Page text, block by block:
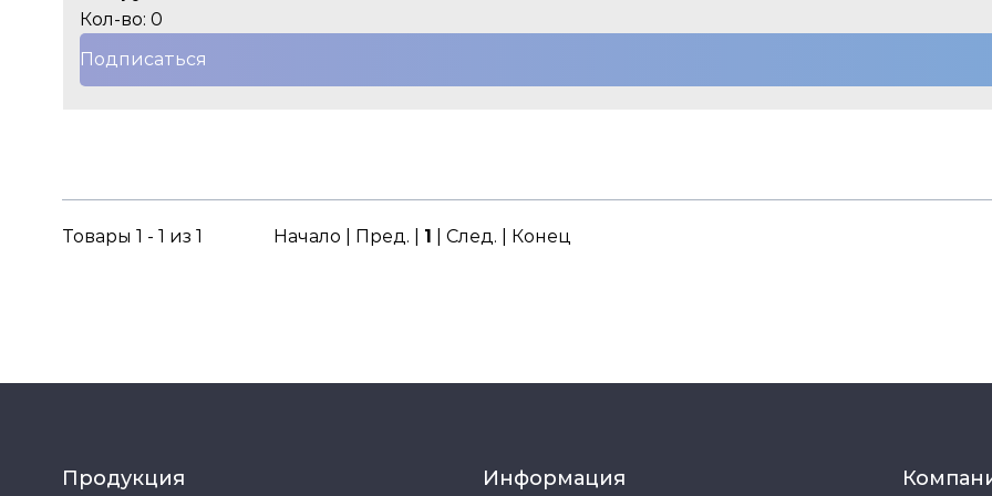
Кол-во: 0
Подписаться
Товары 1 - 1 из 1 Начало | Пред. | 1 | След. | Конец
Продукция Информация